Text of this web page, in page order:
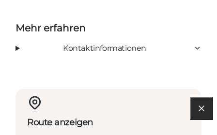
Mehr erfahren
Kontaktinformationen
Route anzeigen